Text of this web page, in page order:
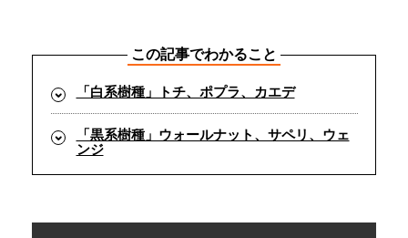
お問い合わせ
この記事でわかること
「白系樹種」トチ、ポプラ、カエデ
「黒系樹種」ウォールナット、サペリ、ウェ
ンジ